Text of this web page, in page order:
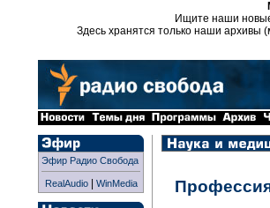
Ищите наши
Здесь хранятся только наши архивы
Эфир Радио Свобода
RealAudio| WinMedia